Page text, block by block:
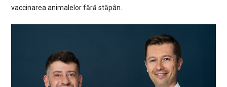
vaccinarea animalelor fără stăpân.